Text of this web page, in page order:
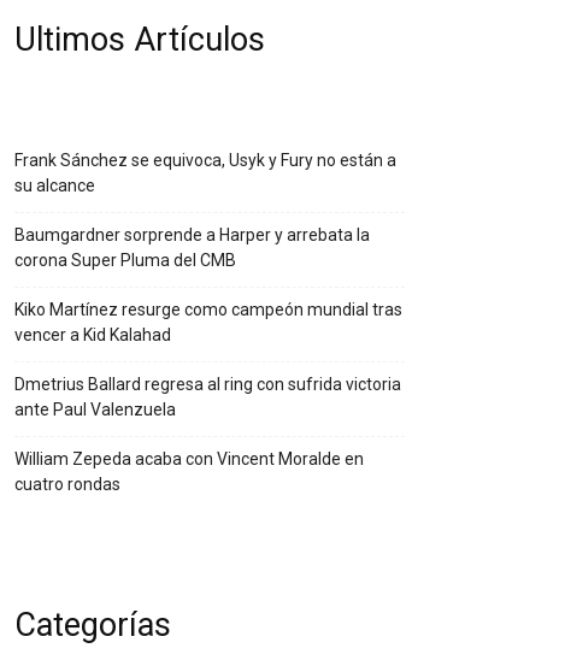
Ultimos Artículos
Frank Sánchez se equivoca, Usyk y Fury no están a
su alcance
Baumgardner sorprende a Harper y arrebata la
corona Super Pluma del CMB
Kiko Martínez resurge como campeón mundial tras
vencer a Kid Kalahad
Dmetrius Ballard regresa al ring con sufrida victoria
ante Paul Valenzuela
William Zepeda acaba con Vincent Moralde en
cuatro rondas
Categorías